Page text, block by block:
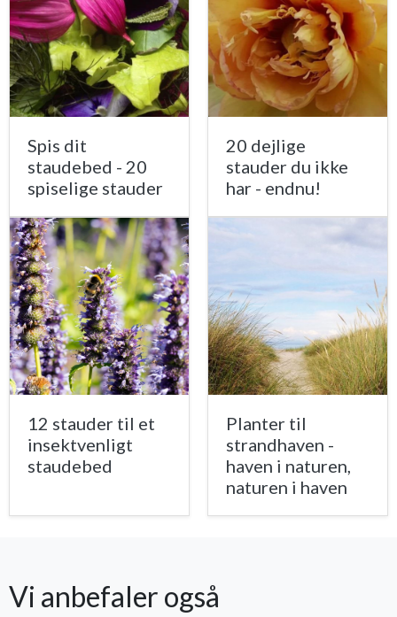
Spis dit
staudebed - 20
spiselige stauder
20 dejlige
stauder du ikke
har - endnu!
12 stauder til et
insektvenligt
staudebed
Planter til
strandhaven -
haven i naturen,
naturen i haven
Vi anbefaler også